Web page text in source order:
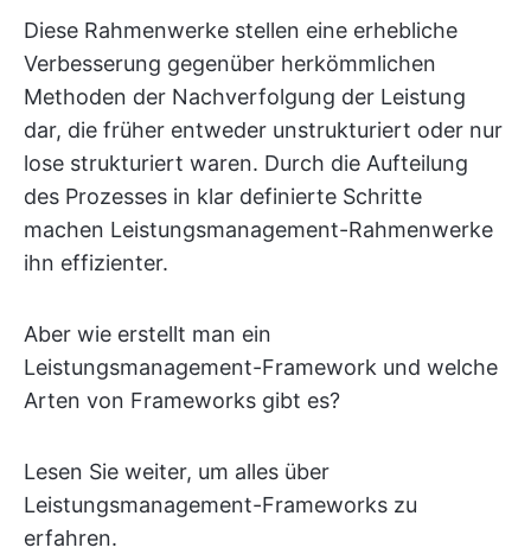
Diese Rahmenwerke stellen eine erhebliche
Verbesserung gegenüber herkömmlichen
Methoden der Nachverfolgung der Leistung
dar, die früher entweder unstrukturiert oder nur
lose strukturiert waren. Durch die Aufteilung
des Prozesses in klar definierte Schritte
machen Leistungsmanagement-Rahmenwerke
ihn effizienter.
Aber wie erstellt man ein
Leistungsmanagement-Framework und welche
Arten von Frameworks gibt es?
Lesen Sie weiter, um alles über
Leistungsmanagement-Frameworks zu
erfahren.